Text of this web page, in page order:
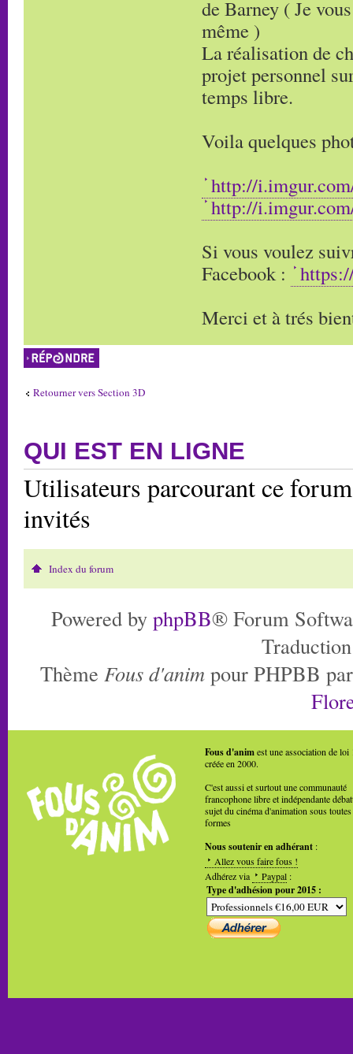
de Barney ( Je
même )
La réalisation de
projet personnel
temps libre.
Voila quelques
http://
http://
Si vous voulez
Facebook :
Merci et à trés
Répondre
Retourner vers Section 3D
QUI EST EN LIGNE
Utilisateurs parcourant ce
invités
Index du forum
Powered by phpBB® Forum
Thème Fous d'anim pour PHPBB
Fous d'animest une association de loi
créée en 2000.
C'est aussi et surtout une communauté
francophone libre et indépendante
sujet du cinéma d'animation sous toutes
formes
Nous soutenir en adhérant :
Allez vous faire fous !
Adhérez via
Paypal :
Type d'adhésion pour 2015 :